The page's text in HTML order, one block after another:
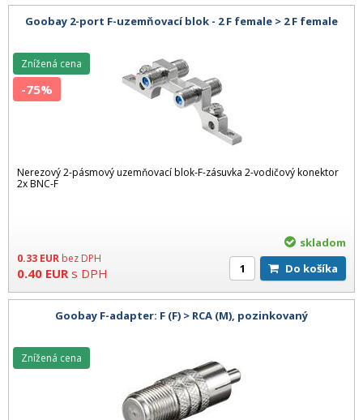
Goobay 2-port F-uzemňovací blok - 2 F female > 2 F female
Nerezový 2-pásmový uzemňovací blok-F-zásuvka 2-vodičový konektor
2x BNC-F
0.33 EUR bez DPH
0.40 EUR s DPH
Znížená cena
-75%
skladom
Do košíka
Goobay F-adapter: F (F) > RCA (M), pozinkovaný
Znížená cena